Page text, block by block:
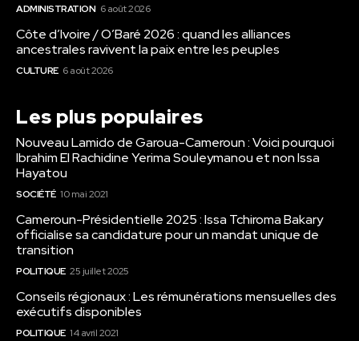
ADMINISTRATION 6 août 2026
Côte d’Ivoire / O’Baré 2026 : quand les alliances
ancestrales ravivent la paix entre les peuples
CULTURE 6 août 2026
Les plus populaires
Nouveau Lamido de Garoua-Cameroun : Voici pourquoi
Ibrahim El Rachidine Yerima Souleymanou et non Issa
Hayatou
SOCIÉTÉ 10 mai 2021
Cameroun-Présidentielle 2025 : Issa Tchiroma Bakary
officialise sa candidature pour un mandat unique de
transition
POLITIQUE 25 juillet 2025
Conseils régionaux : Les rémunérations mensuelles des
exécutifs disponibles
POLITIQUE 14 avril 2021